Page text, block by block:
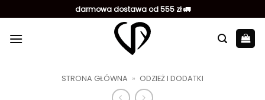
do
zawartości
darmowa dostawa od 555 zł 🚛
STRONA GŁÓWNA » ODZIEŻ I DODATKI